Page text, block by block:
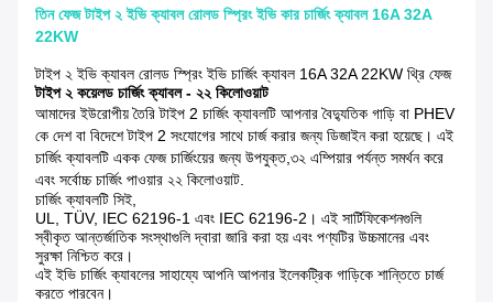
তিন ফেজ টাইপ ২ ইভি ক্যাবল রোলড স্প্রিং ইভি কার চার্জিং ক্যাবল 16A 32A
22KW
টাইপ ২ ইভি ক্যাবল রোলড স্প্রিং ইভি চার্জিং ক্যাবল 16A 32A 22KW থ্রি ফেজ
টাইপ ২ কয়েলড চার্জিং ক্যাবল - ২২ কিলোওয়াট
আমাদের ইউরোপীয় তৈরি টাইপ 2 চার্জিং ক্যাবলটি আপনার বৈদ্যুতিক গাড়ি বা PHEV
কে দেশ বা বিদেশে টাইপ 2 সংযোগের সাথে চার্জ করার জন্য ডিজাইন করা হয়েছে। এই
চার্জিং ক্যাবলটি একক ফেজ চার্জিংয়ের জন্য উপযুক্ত,৩২ এম্পিয়ার পর্যন্ত সমর্থন করে
এবং সর্বোচ্চ চার্জিং পাওয়ার ২২ কিলোওয়াট.
চার্জিং ক্যাবলটি সিই,
UL, TÜV, IEC 62196-1 এবং IEC 62196-2। এই সার্টিফিকেশনগুলি
স্বীকৃত আন্তর্জাতিক সংস্থাগুলি দ্বারা জারি করা হয় এবং পণ্যটির উচ্চমানের এবং
সুরক্ষা নিশ্চিত করে।
এই ইভি চার্জিং ক্যাবলের সাহায্যে আপনি আপনার ইলেকট্রিক গাড়িকে শান্তিতে চার্জ
করতে পারবেন।